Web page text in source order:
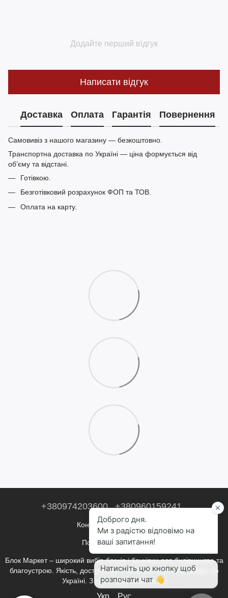
Додайте перший відгук
Написати відгук
Доставка Оплата Гарантія Повернення
Самовивіз з нашого магазину — безкоштовно.
Транспортна доставка по Україні — ціна формується від
обʼєму та відстані.
Готівкою.
Безготівковий розрахунок ФОП та ТОВ.
Оплата на карту.
+380974203600 +380960159241
Контактна інформація
Повна версія сайту
Блок Маркет – широкий вибір блоків і бруківки для будівництва та
благоустрою. Якість, доступні ціни, консультації та доставка по
Україні. З нами будувати легко!